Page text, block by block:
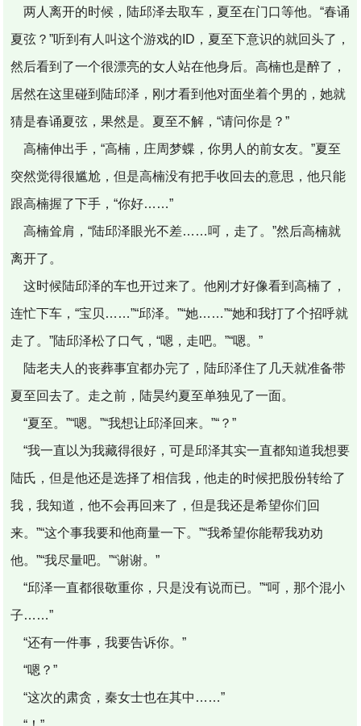
两人离开的时候，陆邱泽去取车，夏至在门口等他。“春诵
夏弦？”听到有人叫这个游戏的ID，夏至下意识的就回头了，
然后看到了一个很漂亮的女人站在他身后。高楠也是醉了，
居然在这里碰到陆邱泽，刚才看到他对面坐着个男的，她就
猜是春诵夏弦，果然是。夏至不解，“请问你是？”
高楠伸出手，“高楠，庄周梦蝶，你男人的前女友。”夏至
突然觉得很尴尬，但是高楠没有把手收回去的意思，他只能
跟高楠握了下手，“你好……”
高楠耸肩，“陆邱泽眼光不差……呵，走了。”然后高楠就
离开了。
这时候陆邱泽的车也开过来了。他刚才好像看到高楠了，
连忙下车，“宝贝……”“邱泽。”“她……”“她和我打了个招呼就
走了。”陆邱泽松了口气，“嗯，走吧。”“嗯。”
陆老夫人的丧葬事宜都办完了，陆邱泽住了几天就准备带
夏至回去了。走之前，陆昊约夏至单独见了一面。
“夏至。”“嗯。”“我想让邱泽回来。”“？”
“我一直以为我藏得很好，可是邱泽其实一直都知道我想要
陆氏，但是他还是选择了相信我，他走的时候把股份转给了
我，我知道，他不会再回来了，但是我还是希望你们回
来。”“这个事我要和他商量一下。”“我希望你能帮我劝劝
他。”“我尽量吧。”“谢谢。”
“邱泽一直都很敬重你，只是没有说而已。”“呵，那个混小
子……”
“还有一件事，我要告诉你。”
“嗯？”
“这次的肃贪，秦女士也在其中……”